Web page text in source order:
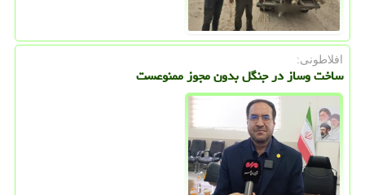
افلاطونی:
ساخت وساز در جنگل بدون مجوز ممنوعست